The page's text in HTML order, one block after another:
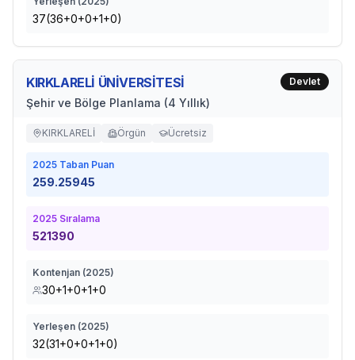
37(36+0+0+1+0)
KIRKLARELİ ÜNİVERSİTESİ
Şehir ve Bölge Planlama (4 Yıllık)
Devlet
KIRKLARELİ Örgün Ücretsiz
2025 Taban Puan
259.25945
2025 Sıralama
521390
Kontenjan (2025)
30+1+0+1+0
Yerleşen (2025)
32(31+0+0+1+0)